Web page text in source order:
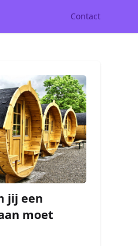
Contact
jij een
moet